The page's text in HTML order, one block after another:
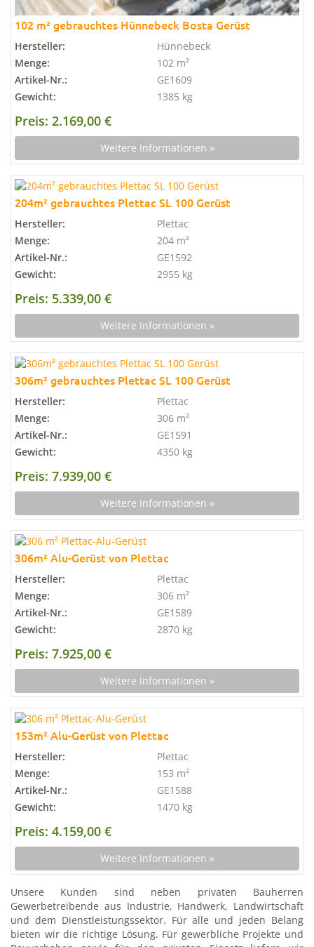
102 m² gebrauchtes Hünnebeck Bosta Gerüst
Hersteller:
Hünnebeck
Menge:
102 m²
Artikel-Nr.:
GE1609
Gewicht:
1385 kg
Preis: 2.169,00 €
Weitere Informationen »
204m² gebrauchtes Plettac SL 100 Gerüst
Hersteller:
Plettac
Menge:
204 m²
Artikel-Nr.:
GE1592
Gewicht:
2955 kg
Preis: 5.339,00 €
Weitere Informationen »
306m² gebrauchtes Plettac SL 100 Gerüst
Hersteller:
Plettac
Menge:
306 m²
Artikel-Nr.:
GE1591
Gewicht:
4350 kg
Preis: 7.939,00 €
Weitere Informationen »
306m² Alu-Gerüst von Plettac
Hersteller:
Plettac
Menge:
306 m²
Artikel-Nr.:
GE1589
Gewicht:
2870 kg
Preis: 7.925,00 €
Weitere Informationen »
153m² Alu-Gerüst von Plettac
Hersteller:
Plettac
Menge:
153 m²
Artikel-Nr.:
GE1588
Gewicht:
1470 kg
Preis: 4.159,00 €
Weitere Informationen »
Unsere Kunden sind neben privaten Bauherren
Gewerbetreibende aus Industrie, Handwerk, Landwirtschaft
und dem Dienstleistungssektor. Für alle und jeden Belang
bieten wir die richtige Lösung. Für gewerbliche Projekte und